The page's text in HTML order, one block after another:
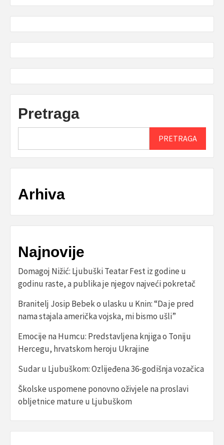
Pretraga
PRETRAGA
Arhiva
Najnovije
Domagoj Nižić: Ljubuški Teatar Fest iz godine u
godinu raste, a publika je njegov najveći pokretač
Branitelj Josip Bebek o ulasku u Knin: “Da je pred
nama stajala američka vojska, mi bismo ušli”
Emocije na Humcu: Predstavljena knjiga o Toniju
Hercegu, hrvatskom heroju Ukrajine
Sudar u Ljubuškom: Ozlijeđena 36-godišnja vozačica
Školske uspomene ponovno oživjele na proslavi
obljetnice mature u Ljubuškom